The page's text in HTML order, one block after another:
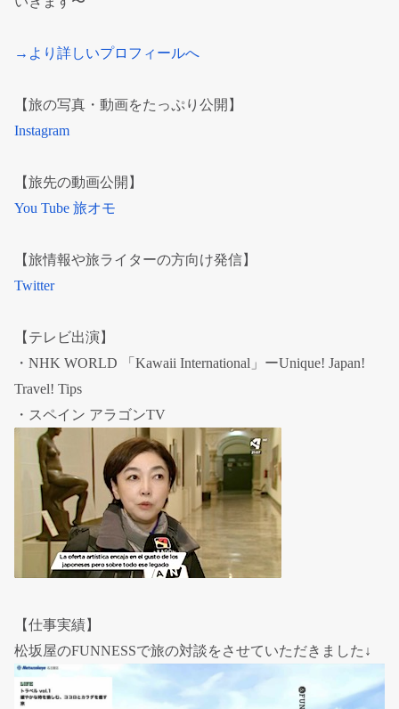
→より詳しいプロフィールへ
【旅の写真・動画をたっぷり公開】
Instagram
【旅先の動画公開】
You Tube 旅オモ
【旅情報や旅ライターの方向け発信】
Twitter
【テレビ出演】
・NHK WORLD 「Kawaii International」ーUnique! Japan!
Travel! Tips
・スペイン アラゴンTV
【仕事実績】
松坂屋のFUNNESSで旅の対談をさせていただきました↓